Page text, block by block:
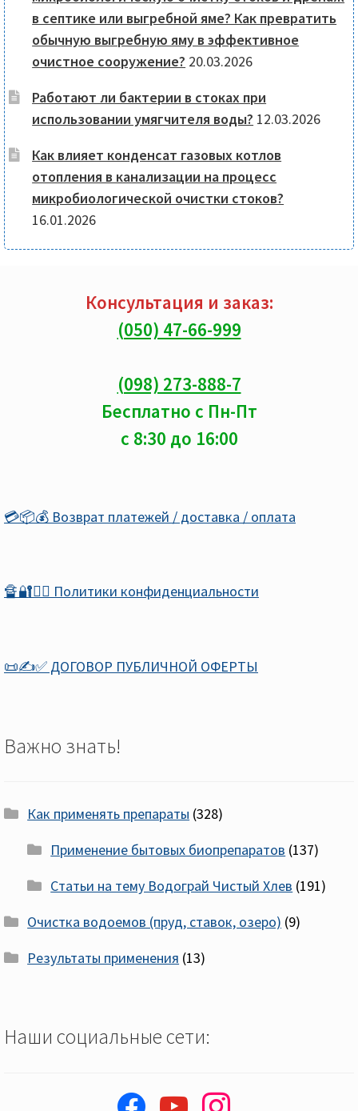
в септике или выгребной яме? Как превратить
обычную выгребную яму в эффективное
очистное сооружение? 20.03.2026
Работают ли бактерии в стоках при
использовании умягчителя воды? 12.03.2026
Как влияет конденсат газовых котлов
отопления в канализации на процесс
микробиологической очистки стоков?
16.01.2026
Консультация и заказ:
(050) 47-66-999
(098) 273-888-7
Бесплатно с Пн-Пт
с 8:30 до 16:00
💳📦💰 Возврат платежей / доставка / оплата
🔏🔐🕵️‍♂️ Политики конфиденциальности
📜✍️✅ ДОГОВОР ПУБЛИЧНОЙ ОФЕРТЫ
Важно знать!
Как применять препараты (328)
Применение бытовых биопрепаратов (137)
Статьи на тему Водограй Чистый Хлев (191)
Очистка водоемов (пруд, ставок, озеро) (9)
Результаты применения (13)
Наши социальные сети:
facebookyoutubeinstagram